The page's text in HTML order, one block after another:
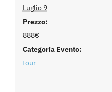
Luglio 9
Prezzo:
888€
Categoria Evento:
tour